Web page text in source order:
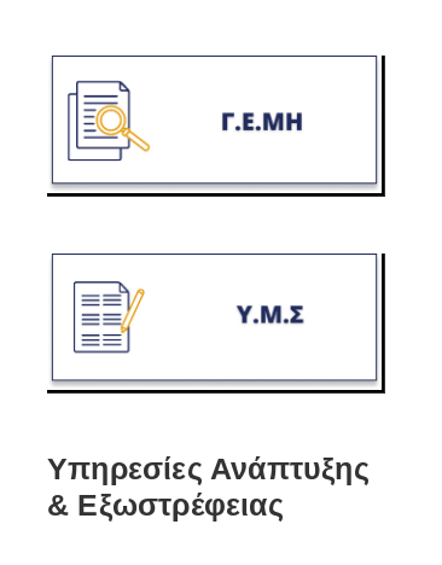
Υπηρεσίες Ανάπτυξης
& Εξωστρέφειας